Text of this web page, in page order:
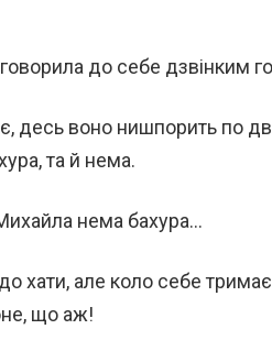
до себе дзвінким
десь воно нишпорить по
та й нема.
нема бахура…
хати, але коло себе
що аж!